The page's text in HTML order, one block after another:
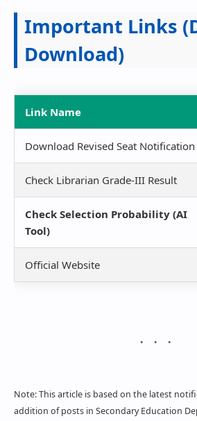
Important Links
Download)
Link Name
Download Revised Seat Notification
Check Librarian Grade-III Result
Check Selection Probability (AI
Tool)
Official Website
Note: This article is based on the latest
addition of posts in Secondary Education